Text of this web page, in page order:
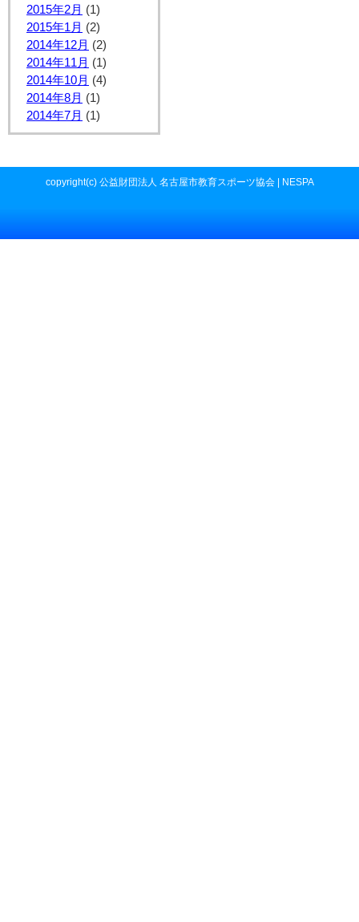
2015年2月 (1)
2015年1月 (2)
2014年12月 (2)
2014年11月 (1)
2014年10月 (4)
2014年8月 (1)
2014年7月 (1)
copyright(c) 公益財団法人 名古屋市教育スポーツ協会 | NESPA